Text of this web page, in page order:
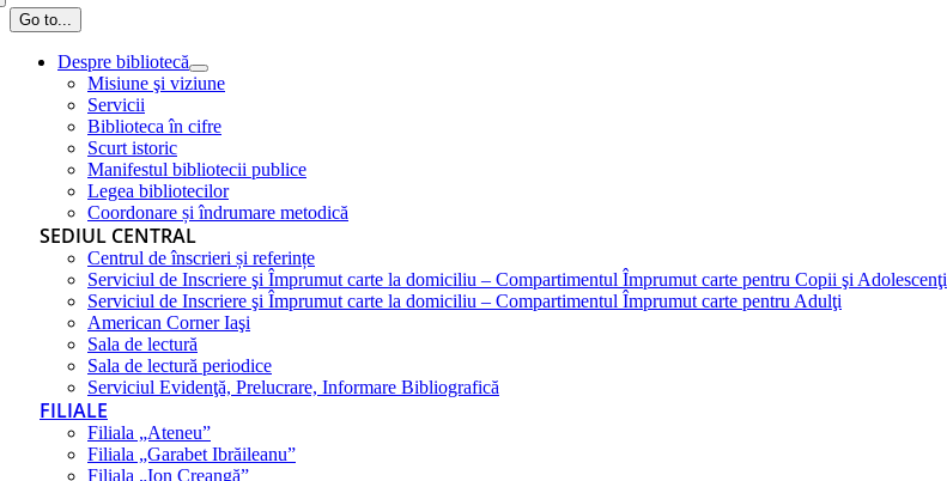
Go to...
Despre bibliotecă
Misiune şi viziune
Servicii
Biblioteca în cifre
Scurt istoric
Manifestul bibliotecii publice
Legea bibliotecilor
Coordonare și îndrumare metodică
SEDIUL CENTRAL
Centrul de înscrieri și referințe
Serviciul de Inscriere şi Împrumut carte la domiciliu – Compartimentul Împrumut carte pentru Copii şi Adolescenţi
Serviciul de Inscriere şi Împrumut carte la domiciliu – Compartimentul Împrumut carte pentru Adulţi
American Corner Iaşi
Sala de lectură
Sala de lectură periodice
Serviciul Evidenţă, Prelucrare, Informare Bibliografică
FILIALE
Filiala „Ateneu”
Filiala „Garabet Ibrăileanu”
Filiala „Ion Creangă”